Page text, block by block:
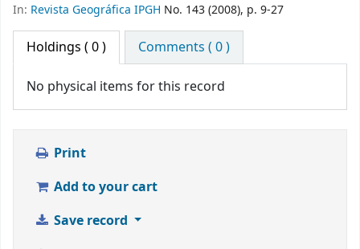
In: Revista Geográfica IPGH No. 143 (2008), p. 9-27
Holdings ( 0 ) Comments ( 0 )
No physical items for this record
Print
Add to your cart
Save record